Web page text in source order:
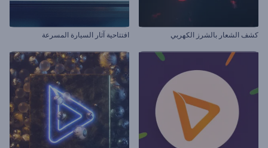
كشف الشعار بالشرز الكهربي افتتاحية آثار السيارة المسرعة